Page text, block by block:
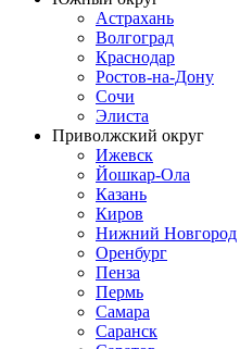
Астрахань
Волгоград
Краснодар
Ростов-на-Дону
Сочи
Элиста
Приволжский округ
Ижевск
Йошкар-Ола
Казань
Киров
Нижний Новгород
Оренбург
Пенза
Пермь
Самара
Саранск